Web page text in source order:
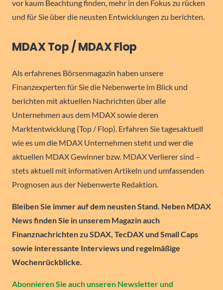
vor kaum Beachtung finden, mehr in den Fokus zu rücken
und für Sie über die neusten Entwicklungen zu berichten.
MDAX Top / MDAX Flop
Als erfahrenes Börsenmagazin haben unsere
Finanzexperten für Sie die Nebenwerte im Blick und
berichten mit aktuellen Nachrichten über alle
Unternehmen aus dem MDAX sowie deren
Marktentwicklung (Top / Flop). Erfahren Sie tagesaktuell
wie es um die MDAX Unternehmen steht und wer die
aktuellen MDAX Gewinner bzw. MDAX Verlierer sind –
stets aktuell mit informativen Artikeln und umfassenden
Prognosen aus der Nebenwerte Redaktion.
Bleiben Sie immer auf dem neusten Stand. Neben MDAX
News finden Sie in unserem Magazin auch
Finanznachrichten zu SDAX, TecDAX und Small Caps
sowie interessante Interviews und regelmäßige
Wochenrückblicke.
Abonnieren Sie auch unseren Newsletter und